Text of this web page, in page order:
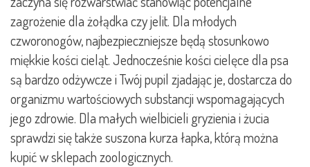
zagrożenie dla żołądka czy jelit. Dla młodych
czworonogów, najbezpieczniejsze będą stosunkowo
miękkie kości cieląt. Jednocześnie kości cielęce dla psa
są bardzo odżywcze i Twój pupil zjadając je, dostarcza do
organizmu wartościowych substancji wspomagających
jego zdrowie. Dla małych wielbicieli gryzienia i żucia
sprawdzi się także suszona kurza łapka, którą można
kupić w sklepach zoologicznych.